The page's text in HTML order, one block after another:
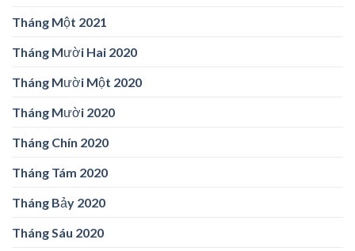
Tháng Một 2021
Tháng Mười Hai 2020
Tháng Mười Một 2020
Tháng Mười 2020
Tháng Chín 2020
Tháng Tám 2020
Tháng Bảy 2020
Tháng Sáu 2020